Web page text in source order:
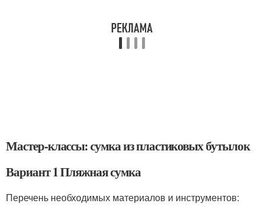
Мастер-классы: сумка из пластиковых бутылок
Вариант 1 Пляжная сумка
Перечень необходимых материалов и инструментов: